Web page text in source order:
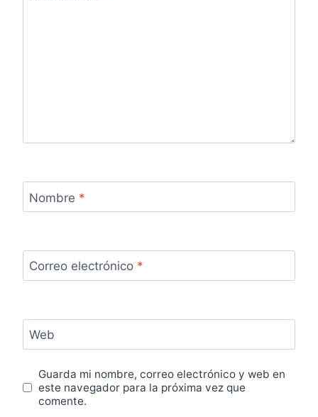
Nombre *
Correo electrónico *
Web
Guarda mi nombre, correo electrónico y web en
este navegador para la próxima vez que
comente.